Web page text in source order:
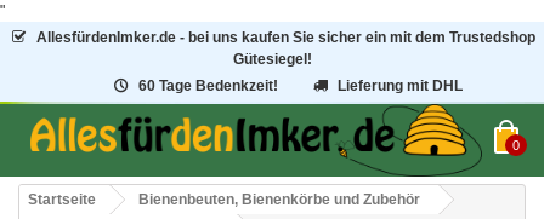
"
AllesfürdenImker.de - bei uns kaufen Sie sicher ein mit dem Trustedshop
Gütesiegel!
60 Tage Bedenkzeit!
Lieferung mit DHL
0
Startseite
Bienenbeuten, Bienenkörbe und Zubehör